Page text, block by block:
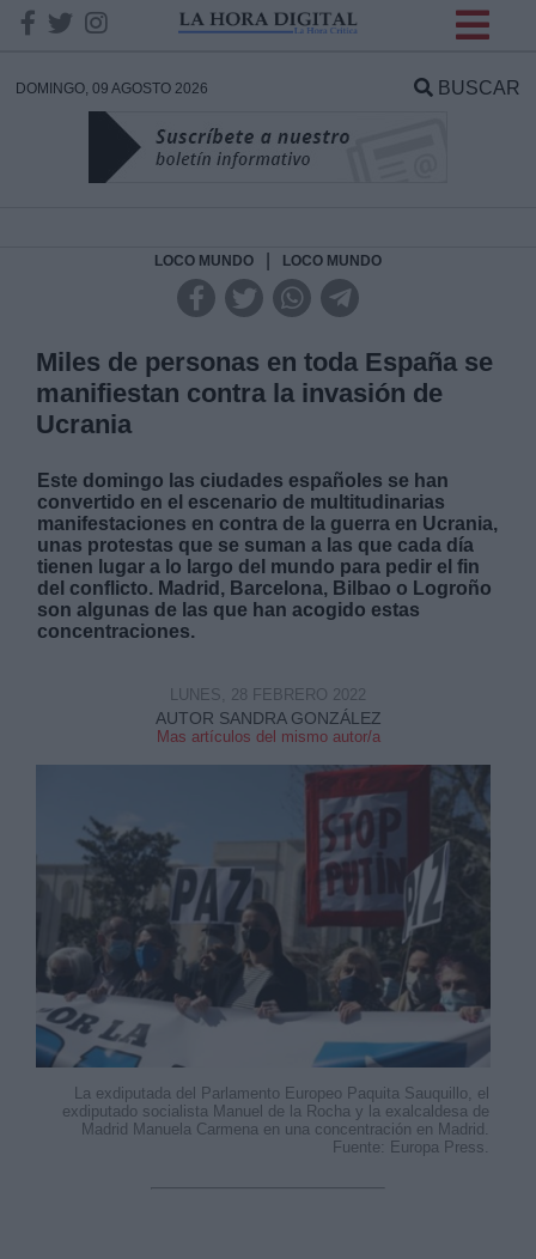
DOMINGO, 09 AGOSTO 2026 BUSCAR
LOCO MUNDO LOCO MUNDO
Miles de personas en toda España se
manifiestan contra la invasión de
Ucrania
Este domingo las ciudades españoles se han
convertido en el escenario de multitudinarias
manifestaciones en contra de la guerra en Ucrania,
unas protestas que se suman a las que cada día
tienen lugar a lo largo del mundo para pedir el fin
del conflicto. Madrid, Barcelona, Bilbao o Logroño
son algunas de las que han acogido estas
concentraciones.
AUTOR SANDRA GONZÁLEZ
Mas artículos del mismo autor/a
LUNES, 28 FEBRERO 2022
La exdiputada del Parlamento Europeo Paquita Sauquillo, el
exdiputado socialista Manuel de la Rocha y la exalcaldesa de
Madrid Manuela Carmena en una concentración en Madrid.
Fuente: Europa Press.
DATOS
Responsable:
Legitimación:
Destinatarios:
link